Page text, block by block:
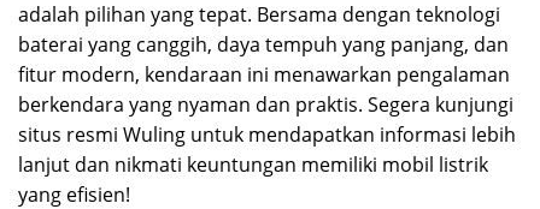
adalah pilihan yang tepat. Bersama dengan teknologi
baterai yang canggih, daya tempuh yang panjang, dan
fitur modern, kendaraan ini menawarkan pengalaman
berkendara yang nyaman dan praktis. Segera kunjungi
situs resmi Wuling untuk mendapatkan informasi lebih
lanjut dan nikmati keuntungan memiliki mobil listrik
yang efisien!